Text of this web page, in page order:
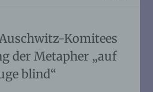
Komitees
der Metapher „auf
blind“